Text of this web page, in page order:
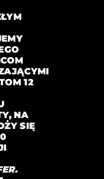
12
NA
SIĘ